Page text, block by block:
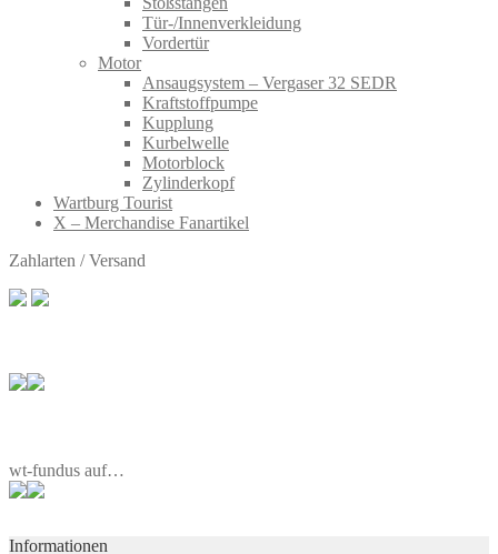
Tür-/Innenverkleidung
Vordertür
Motor
Ansaugsystem – Vergaser 32 SEDR
Kraftstoffpumpe
Kupplung
Kurbelwelle
Motorblock
Zylinderkopf
Wartburg Tourist
X – Merchandise Fanartikel
Zahlarten / Versand
wt-fundus auf…
Informationen